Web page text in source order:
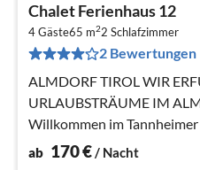
Chalet Ferienhaus 12
4 Gäste65 m22 Schlafzimmer
2 Bewertungen
ALMDORF TIROL WIR ERFÜLLEN EURE
URLAUBSTRÄUME IM
Willkommen im
Tag einen neuen
ab 170€/ Nacht